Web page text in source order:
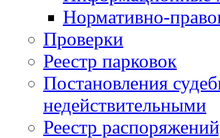
Нормативно-
Проверки
Реестр парковок
Постановления
недействительными
Реестр